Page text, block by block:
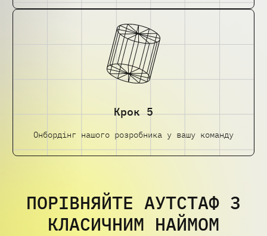
Крок 5
Онбордінг нашого розробника у вашу команду
ПОРІВНЯЙТЕ АУТСТАФ З
КЛАСИЧНИМ НАЙМОМ